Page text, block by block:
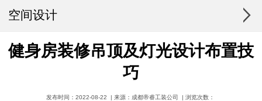
空间设计
健身房装修吊顶及灯光设计布置技
巧
发布时间：2022-08-22 | 来源：成都帝睿工装公司 | 浏览次数：